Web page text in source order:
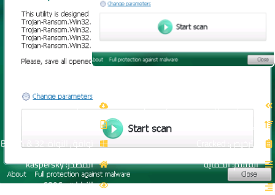
الاسم: Kaspersky RakhniDecryptor
الإصدار: v1.47.2
الترخيص: Cracked
القسم: الحماية
التصنيف: الحماية من الفيروسات
حجم الملف: 6 Mb
توافق النواة: 32 & 64-Bit
المصدر: kaspersky
الزيارات : 6896